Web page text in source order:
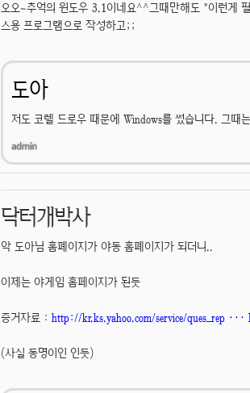
오오~추억의 윈도우 3.1이네요^^그때만해도 "이런게
스용 프로그램으로 작성하고;;
도아
저도 코렐 드로우 때문에 Windows를 썼습니다. 그때
닥터개박사
악 도아님 홈폐이지가 야동 홈폐이지가 되더니..
이제는 야게임 홈페이지가 된듯
증거자료 : http://kr.ks.yahoo.com/service/ques_rep ···
(사실 동명이인 인듯)